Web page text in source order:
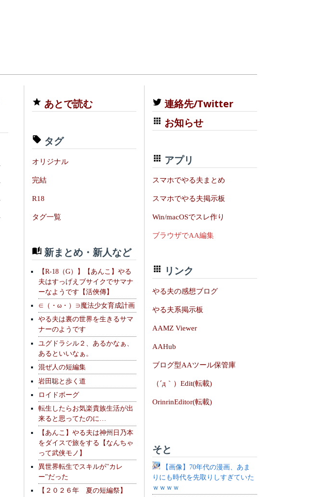
あとで読む
タグ
オリジナル
完結
R18
タグ一覧
新まとめ・新人など
【R-18（G）】【あんこ】やる
夫はすっげえブサイクでサマナ
ーなようです【活俠傳】
∈（・ω・）∋魔法少女育成計画
やる夫は裏の世界を生きるサマ
ナーのようです
ユグドラシル２、あるかなぁ、
あるといいなぁ。
混ぜ人の短編集
岩田聡と歩く道
ロイドボーグ
転生したらお気楽貴族生活が出
来ると思ってたのに…
【あんこ】やる夫は神州日乃本
をダイスで旅をする【なんちゃ
って武侠モノ】
異世界転生でスキルが"カレ
ー"だった
【２０２６年 夏の短編祭】
連絡先/Twitter
お知らせ
アプリ
スマホでやる夫まとめ
スマホでやる夫掲示板
Win/macOSでスレ作り
ブラウザでAA編集
リンク
やる夫の感想ブログ
やる夫系掲示板
AAMZ Viewer
AAHub
ブログ型AAツール保管庫
（´д｀）Edit(転載)
OrinrinEditor(転載)
そと
【画像】70年代の漫画、あま
りにも時代を先取りしすぎていた
ｗｗｗｗ